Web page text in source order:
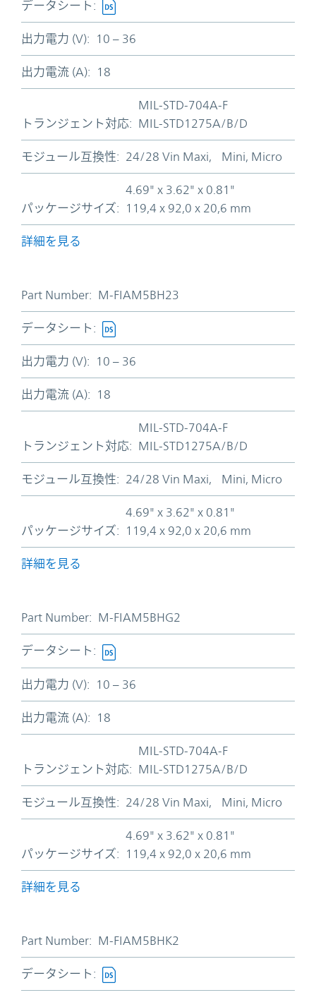
データシート:
出力電力 (V): 10 – 36
出力電流 (A): 18
トランジェント対応:
MIL-STD-704A-F
MIL-STD1275A/B/D
モジュール互換性: 24/28 Vin Maxi, Mini, Micro
パッケージサイズ:
4.69" x 3.62" x 0.81"
119,4 x 92,0 x 20,6 mm
詳細を見る
Part Number: M-FIAM5BH23
データシート:
出力電力 (V): 10 – 36
出力電流 (A): 18
トランジェント対応:
MIL-STD-704A-F
MIL-STD1275A/B/D
モジュール互換性: 24/28 Vin Maxi, Mini, Micro
パッケージサイズ:
4.69" x 3.62" x 0.81"
119,4 x 92,0 x 20,6 mm
詳細を見る
Part Number: M-FIAM5BHG2
データシート:
出力電力 (V): 10 – 36
出力電流 (A): 18
トランジェント対応:
MIL-STD-704A-F
MIL-STD1275A/B/D
モジュール互換性: 24/28 Vin Maxi, Mini, Micro
パッケージサイズ:
4.69" x 3.62" x 0.81"
119,4 x 92,0 x 20,6 mm
詳細を見る
Part Number: M-FIAM5BHK2
データシート: